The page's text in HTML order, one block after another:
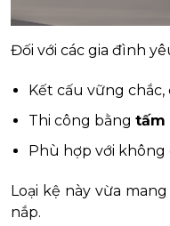
Đối với các gia đình
Kết cấu vững
Thi công bằng tấm
Phù hợp với
Loại kệ này vừa
nắp.